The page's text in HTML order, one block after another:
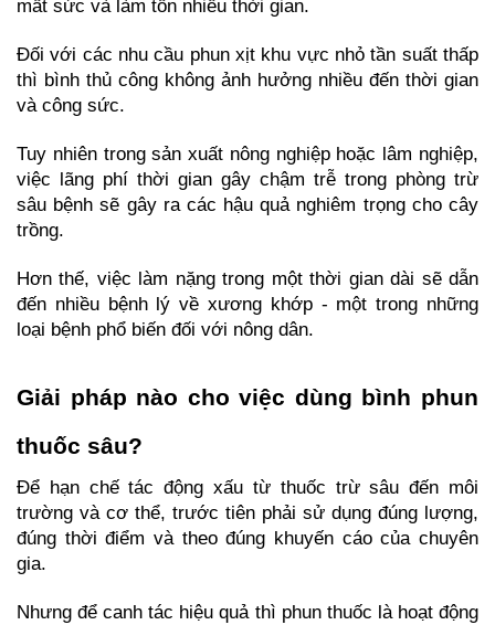
mất sức và làm tốn nhiều thời gian.
Đối với các nhu cầu phun xịt khu vực nhỏ tần suất thấp
thì bình thủ công không ảnh hưởng nhiều đến thời gian
và công sức.
Tuy nhiên trong sản xuất nông nghiệp hoặc lâm nghiệp,
việc lãng phí thời gian gây chậm trễ trong phòng trừ
sâu bệnh sẽ gây ra các hậu quả nghiêm trọng cho cây
trồng.
Hơn thế, việc làm nặng trong một thời gian dài sẽ dẫn
đến nhiều bệnh lý về xương khớp - một trong những
loại bệnh phổ biến đối với nông dân.
Giải pháp nào cho việc dùng bình phun
thuốc sâu?
Để hạn chế tác động xấu từ thuốc trừ sâu đến môi
trường và cơ thể, trước tiên phải sử dụng đúng lượng,
đúng thời điểm và theo đúng khuyến cáo của chuyên
gia.
Nhưng để canh tác hiệu quả thì phun thuốc là hoạt động